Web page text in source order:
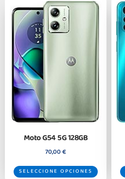
Moto G54 5G 128GB
70,00€
SELECCIONE OPCIONES